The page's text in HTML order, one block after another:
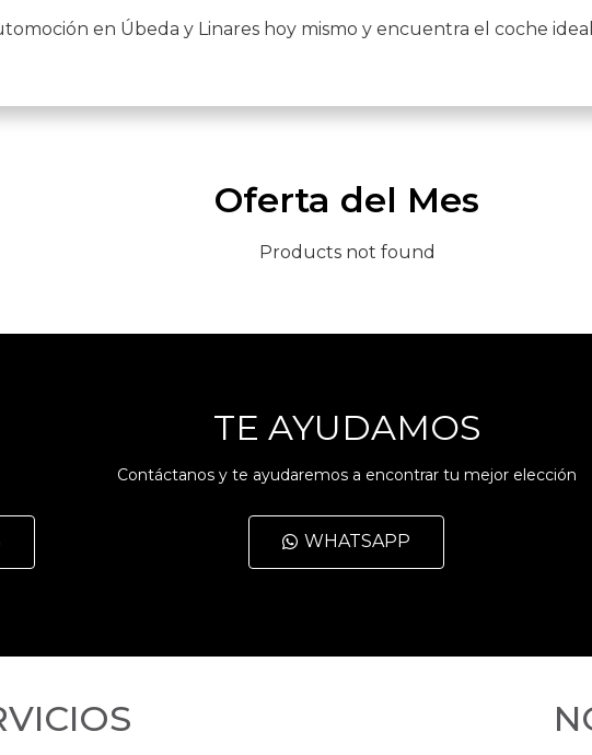
en Úbeda y Linares hoy mismo y encuentra el coche
Oferta del Mes
Products not found
TE AYUDAMOS
Contáctanos y te ayudaremos a encontrar tu mejor elección
WHATSAPP